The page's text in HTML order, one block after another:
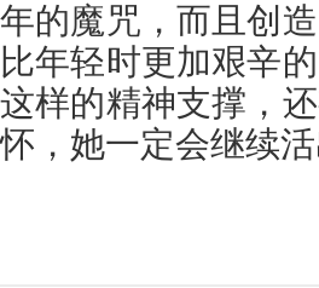
年的魔咒，而且创
比年轻时更加艰辛
这样的精神支撑，
怀，她一定会继续